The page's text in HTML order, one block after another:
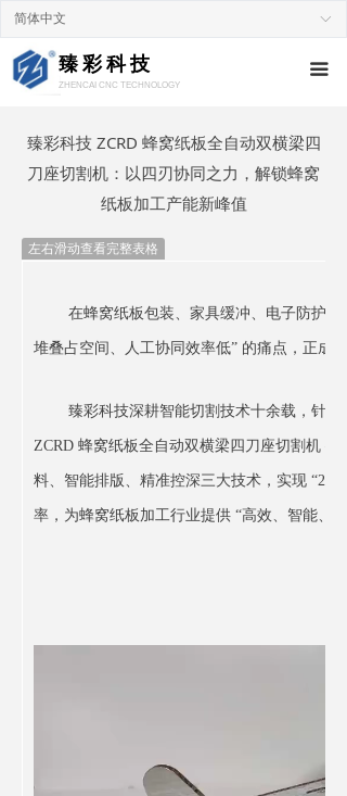
臻彩科技
ZHENCAI CNC TECHNOLOGY
끀
ꀅ
简体中文
臻彩科技 ZCRD 蜂窝纸板全自动双横梁四
刀座切割机：以四刃协同之力，解锁蜂窝
纸板加工产能新峰值
左右滑动查看完整表格
在蜂窝纸板包装、家具缓冲、电子防护
堆叠占空间、人工协同效率低” 的痛点，正成
臻彩科技深耕智能切割技术十余载，针
ZCRD 蜂窝纸板全自动双横梁四刀座切割机
料、智能排版、精准控深三大技术，实现 “24
率，为蜂窝纸板加工行业提供 “高效、智能、